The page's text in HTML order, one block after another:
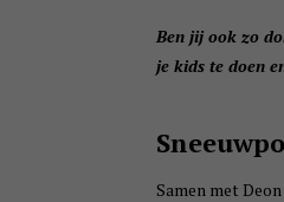
Ben jij ook zo
je kids te doen
Samen met